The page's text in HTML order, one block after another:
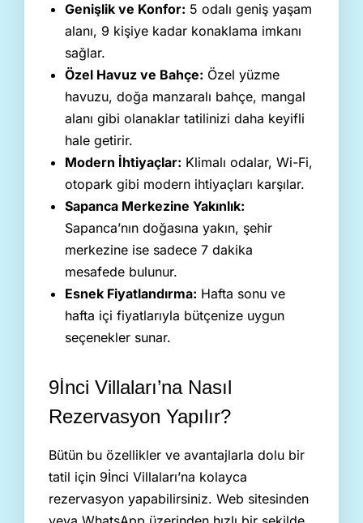
Genişlik ve Konfor: 5 odalı geniş yaşam
alanı, 9 kişiye kadar konaklama imkanı
sağlar.
Özel Havuz ve Bahçe: Özel yüzme
havuzu, doğa manzaralı bahçe, mangal
alanı gibi olanaklar tatilinizi daha keyifli
hale getirir.
Modern İhtiyaçlar: Klimalı odalar, Wi-Fi,
otopark gibi modern ihtiyaçları karşılar.
Sapanca Merkezine Yakınlık:
Sapanca’nın doğasına yakın, şehir
merkezine ise sadece 7 dakika
mesafede bulunur.
Esnek Fiyatlandırma: Hafta sonu ve
hafta içi fiyatlarıyla bütçenize uygun
seçenekler sunar.
9İnci Villaları’na Nasıl
Rezervasyon Yapılır?
Bütün bu özellikler ve avantajlarla dolu bir
tatil için 9İnci Villaları’na kolayca
rezervasyon yapabilirsiniz. Web sitesinden